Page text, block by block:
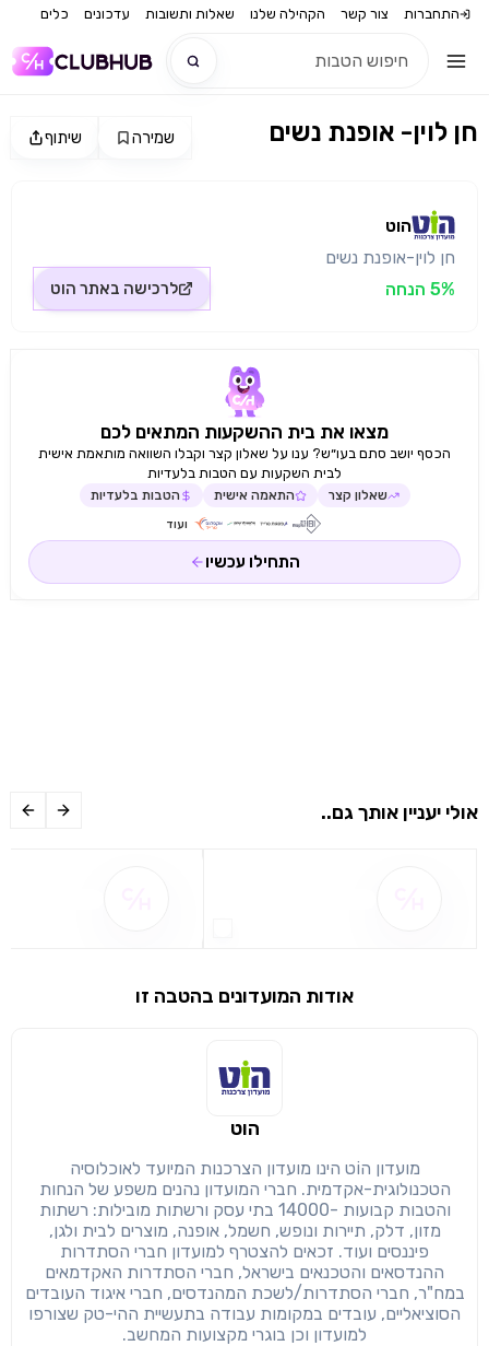
התחברות צור קשר הקהילה שלנו שאלות ותשובות עדכונים כלים
שיתוף
שימו לב!
מימוש הטבה זו ניתן רק לחברי
הבנתי, המשך לאתר
שיתוף שמירה חן לוין- אופנת נשים
הוט
חן לוין-אופנת נשים
5% הנחה
לרכישה באתר הוט
מצאו את בית ההשקעות המתאים לכם
הכסף יושב סתם בעו״ש? ענו על שאלון קצר וקבלו השוואה מותאמת אישית
לבית השקעות עם הטבות בלעדיות
שאלון קצר התאמה אישית הטבות בלעדיות
ועוד
התחילו עכשיו
אולי יעניין אותך גם..
אודות המועדונים בהטבה זו
הוט
מועדון הוֹט הינו מועדון הצרכנות המיועד לאוכלוסיה
הטכנולוגית-אקדמית. חברי המועדון נהנים משפע של הנחות
והטבות קבועות -14000 בתי עסק ורשתות מובילות: רשתות
מזון, דלק, תיירות ונופש, חשמל, אופנה, מוצרים לבית ולגן,
פיננסים ועוד. זכאים להצטרף למועדון חברי הסתדרות
ההנדסאים והטכנאים בישראל, חברי הסתדרות האקדמאים
במח"ר, חברי הסתדרות/לשכת המהנדסים, חברי איגוד העובדים
הסוציאליים, עובדים במקומות עבודה בתעשיית ההי-טק שצורפו
למועדון וכן בוגרי מקצועות המחשב.